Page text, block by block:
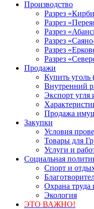
Производство
Разрез
Разрез
Разрез
Разрез
Разрез
Разрез
Продажи
Купить уголь
Внутренний
Экспорт угля
Продажа
Закупки
Условия
Товары для
Услуги и
Социальная
Спорт и
Охрана труда
Экология
ЭТО ВАЖНО!